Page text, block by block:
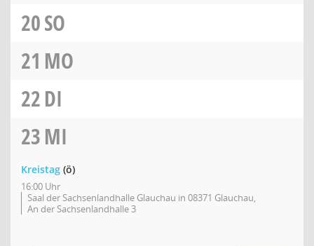
20SO
21 MO
22DI
23MI
Kreistag (ö)
16:00 Uhr
Saal der Sachsenlandhalle Glauchau in 08371 Glauchau,
An der Sachsenlandhalle 3